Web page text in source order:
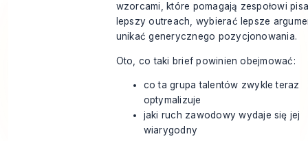
wzorcami, które pomagają zespołowi
lepszy outreach, wybierać lepsze
unikać generycznego pozycjonowania.
Oto, co taki brief powinien obejmować:
co ta grupa talentów zwykle teraz
optymalizuje
jaki ruch zawodowy wydaje się jej
wiarygodny